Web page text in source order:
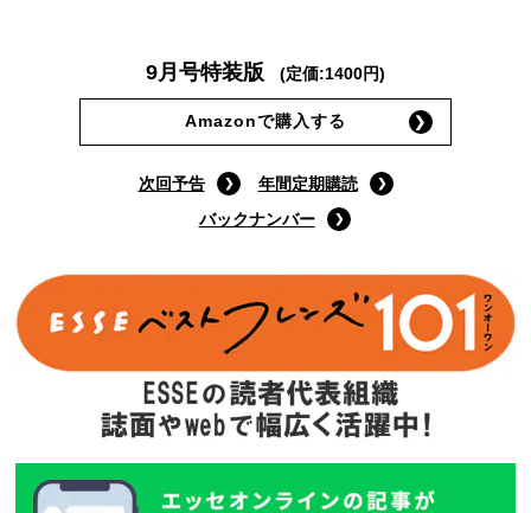
Amazonで購入する
次回予告
年間定期購読
バックナンバー